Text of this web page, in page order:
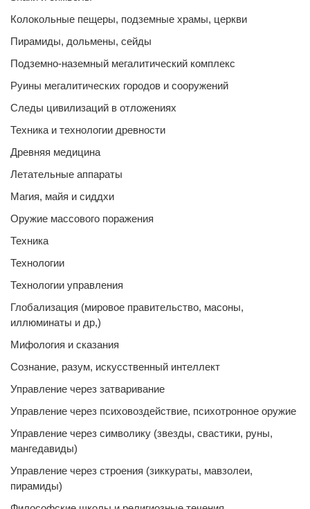
Колокольные пещеры, подземные храмы, церкви
Пирамиды, дольмены, сейды
Подземно-наземный мегалитический комплекс
Руины мегалитических городов и сооружений
Следы цивилизаций в отложениях
Техника и технологии древности
Древняя медицина
Летательные аппараты
Магия, майя и сиддхи
Оружие массового поражения
Техника
Технологии
Технологии управления
Глобализация (мировое правительство, масоны,
иллюминаты и др,)
Мифология и сказания
Сознание, разум, искусственный интеллект
Управление через затваривание
Управление через психовоздействие, психотронное оружие
Управление через символику (звезды, свастики, руны,
мангедавиды)
Управление через строения (зиккураты, мавзолеи,
пирамиды)